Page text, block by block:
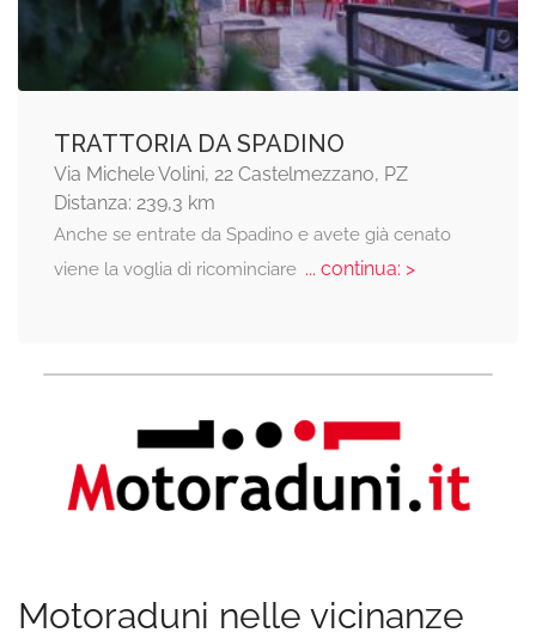
TRATTORIA DA SPADINO
Via Michele Volini, 22 Castelmezzano, PZ
Distanza: 239,3 km
Anche se entrate da Spadino e avete già cenato
viene la voglia di ricominciare... continua: >
Motoraduni nelle vicinanze